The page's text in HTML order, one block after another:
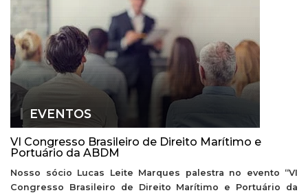
EVENTOS
VI Congresso Brasileiro de Direito Marítimo e
Portuário da ABDM
Nosso sócio Lucas Leite Marques palestra no evento “VI
Congresso Brasileiro de Direito Marítimo e Portuário da